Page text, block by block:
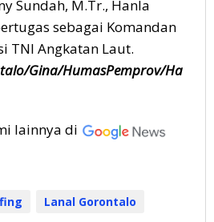
Sundah, M.Tr., Hanla
sebagai Komandan
TNI Angkatan Laut.
Gina/HumasPemprov/Ha
lainnya di
Lanal Gorontalo